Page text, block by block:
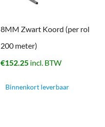
8MM Zwart Koord (per rol
200 meter)
€152.25 incl. BTW
Binnenkort leverbaar